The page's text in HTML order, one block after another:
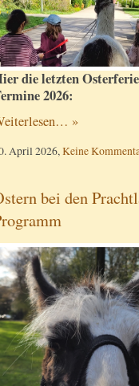
die letzten
2026:
»
April 2026, Keine
bei den